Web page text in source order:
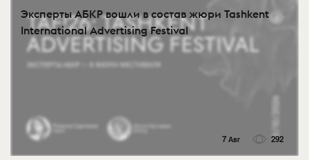
Эксперты АБКР вошли в состав жюри Tashkent
International Advertising Festival
7 Авг 292